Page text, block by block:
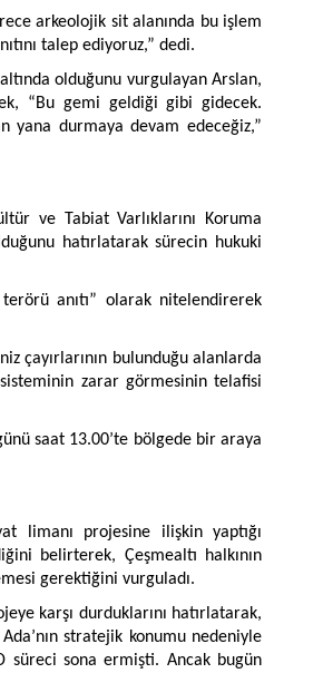
arkeolojik sit alanında bu işlem
talep ediyoruz,” dedi.
olduğunu vurgulayan Arslan,
“Bu gemi geldiği gibi gidecek.
yana durmaya devam edeceğiz,”
ve Tabiat Varlıklarını Koruma
hatırlatarak sürecin hukuki
anıtı” olarak nitelendirerek
çayırlarının bulunduğu alanlarda
zarar görmesinin telafisi
saat 13.00’te bölgede bir araya
limanı projesine ilişkin yaptığı
belirterek, Çeşmealtı halkının
gerektiğini vurguladı.
karşı durduklarını hatırlatarak,
stratejik konumu nedeniyle
süreci sona ermişti. Ancak bugün